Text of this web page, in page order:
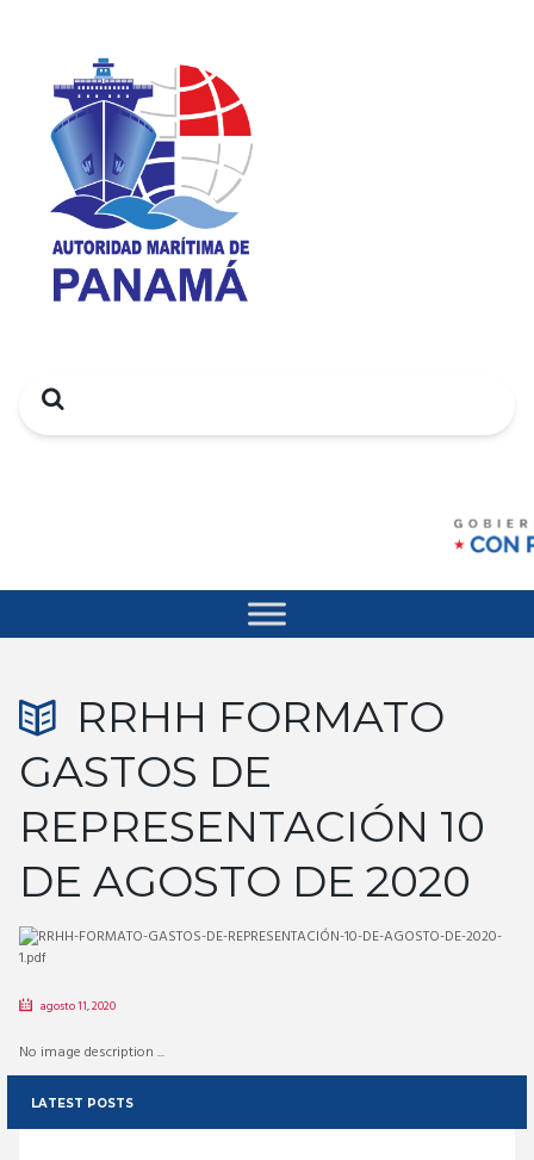
Search
RRHH FORMATO
GASTOS DE
REPRESENTACIÓN 10
DE AGOSTO DE 2020
agosto 11, 2020
No image description ...
LATEST POSTS